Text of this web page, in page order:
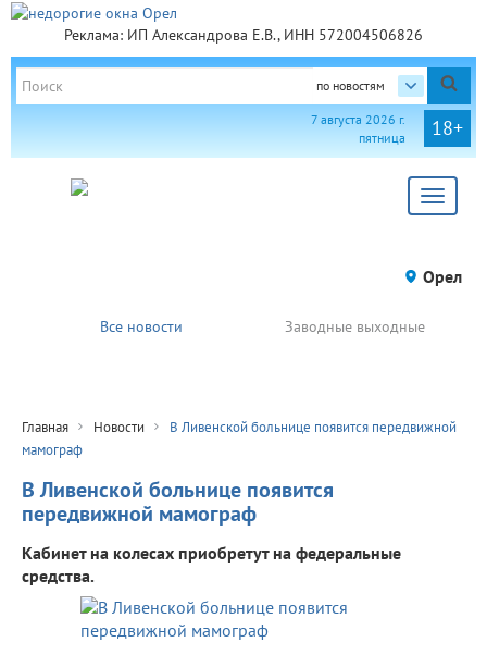
Реклама: ИП Александрова Е.В., ИНН 572004506826
по новостям
18+
7 августа 2026 г.
пятница
Toggle
Орел
Все новости Заводные выходные
Главная Новости
В Ливенской больнице появится передвижной
мамограф
В Ливенской больнице появится
передвижной мамограф
Кабинет на колесах приобретут на федеральные
средства.